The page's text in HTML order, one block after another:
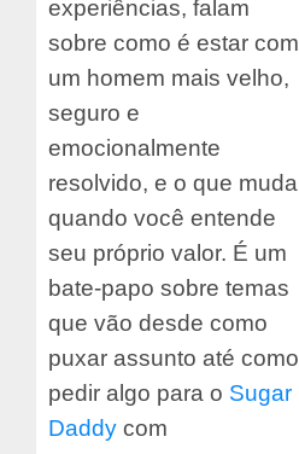
experiências, falam
sobre como é estar com
um homem mais velho,
seguro e
emocionalmente
resolvido, e o que muda
quando você entende
seu próprio valor. É um
bate-papo sobre temas
que vão desde como
puxar assunto até como
pedir algo para o Sugar
Daddy com